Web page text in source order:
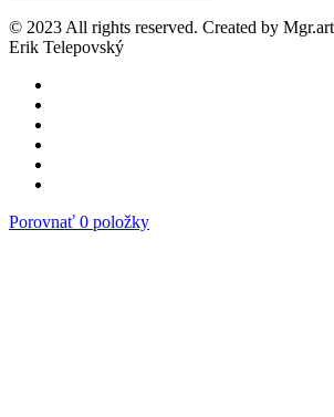
© 2023 All rights reserved. Created by
Erik Telepovský
Porovnať 0 položky